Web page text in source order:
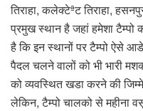
तिराहा, कलेक्टेªट तिराहा,
प्रमुख स्थान है जहां हमेशा टैम्पो
है कि इन स्थानों पर टैम्पो ऐसे
पैदल चलने वालों को भी भारी
को व्यवस्थित खडा करने की
लेकिन, टैम्पो चालको से महीना